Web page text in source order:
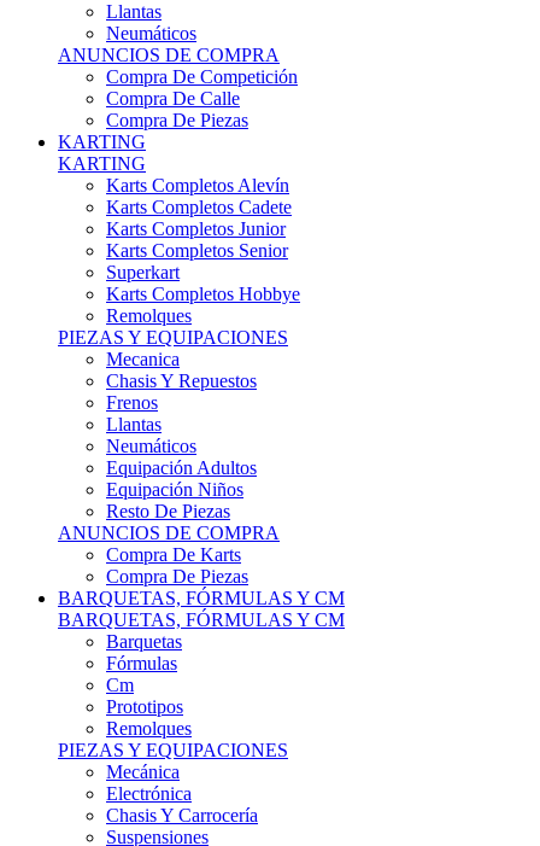
Llantas
Neumáticos
ANUNCIOS DE COMPRA
Compra De Competición
Compra De Calle
Compra De Piezas
KARTING
KARTING
Karts Completos Alevín
Karts Completos Cadete
Karts Completos Junior
Karts Completos Senior
Superkart
Karts Completos Hobbye
Remolques
PIEZAS Y EQUIPACIONES
Mecanica
Chasis Y Repuestos
Frenos
Llantas
Neumáticos
Equipación Adultos
Equipación Niños
Resto De Piezas
ANUNCIOS DE COMPRA
Compra De Karts
Compra De Piezas
BARQUETAS, FÓRMULAS Y CM
BARQUETAS, FÓRMULAS Y CM
Barquetas
Fórmulas
Cm
Prototipos
Remolques
PIEZAS Y EQUIPACIONES
Mecánica
Electrónica
Chasis Y Carrocería
Suspensiones